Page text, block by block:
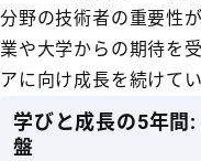
分野の技術者の重要性
業や大学からの期待を
アに向け成長を続けてい
学びと成長の5年間
盤